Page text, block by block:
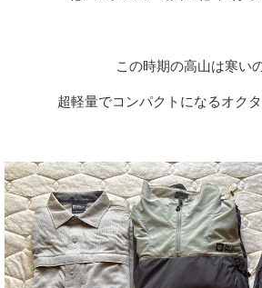
この時期の高山は寒いの
超軽量でコンパクトになるオク